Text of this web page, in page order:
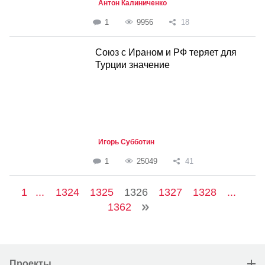
Антон Калиниченко
1 9956 18
Союз с Ираном и РФ теряет для
Турции значение
Игорь Субботин
1 25049 41
1 ... 1324 1325 1326 1327 1328
...
1362